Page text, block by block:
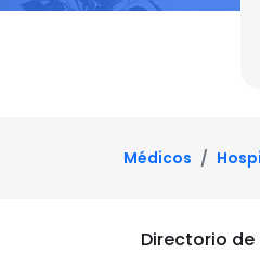
Médicos
Directorio